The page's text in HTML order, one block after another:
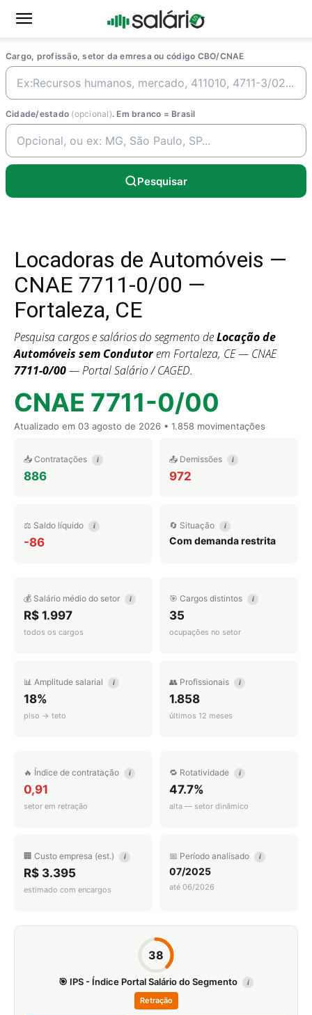
Cargo, profissão, setor da emresa ou código CBO/CNAE
Cidade/estado (opcional). Em branco = Brasil
Pesquisar
Locadoras de Automóveis —
CNAE 7711-0/00 —
Fortaleza, CE
Pesquisa cargos e salários do segmento deLocação de
Automóveis sem Condutorem Fortaleza, CE — CNAE
7711-0/00— Portal Salário / CAGED.
CNAE 7711-0/00
Atualizado em 03 agosto de 2026 • 1.858 movimentações
📥 Contratações i
886
📤 Demissões i
972
⚖️ Saldo líquido i
-86
🔄 Situação i
Com demanda restrita
💰 Salário médio do setor i
R$ 1.997
todos os cargos
🎯 Cargos distintos i
35
ocupações no setor
📊 Amplitude salarial i
18%
piso → teto
👥 Profissionais i
1.858
últimos 12 meses
🔥 Índice de contratação i
0,91
setor em retração
🔁 Rotatividade i
47.7%
alta — setor dinâmico
🏢 Custo empresa (est.) i
R$ 3.395
estimado com encargos
📅 Período analisado i
07/2025
até 06/2026
38
🎯 IPS - Índice Portal Salário do Segmento i
Retração